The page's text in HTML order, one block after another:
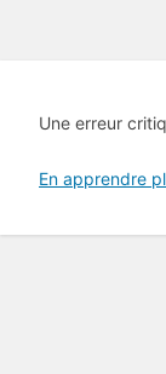
Une erreur
En apprendre